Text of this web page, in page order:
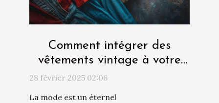
Comment intégrer des
vêtements vintage à votre
garde-robe moderne
28 février 2025 02:06
La mode est un éternel